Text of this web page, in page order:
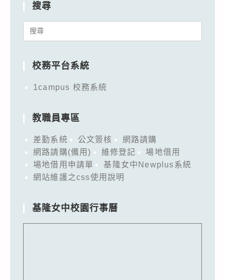
搜尋
Search
校務平台系統
1campus 校務系統
教職員專區
差勤系統 公文簽核
網路請購
網路請購(備用)
維修登記
場地借用
場地借用申請單
基隆女中Newplus系統
網站維護之css使用說明
基隆女中校園行事曆